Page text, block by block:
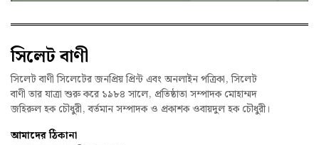
সিলেট বাণী
সিলেট বাণী সিলেটের জনপ্রিয় প্রিন্ট এবং অনলাইন পত্রিকা, সিলেট
বাণী তার যাত্রা শুরু করে ১৯৮৪ সালে, প্রতিষ্ঠাতা সম্পাদক মোহাম্মদ
জহিরুল হক চৌধুরী, বর্তমান সম্পাদক ও প্রকাশক ওবায়দুল হক চৌধুরী।
আমাদের ঠিকানা